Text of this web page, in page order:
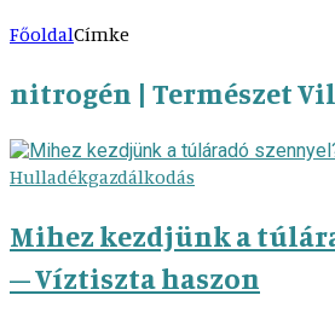
FőoldalCímke
nitrogén | Természet
Hulladékgazdálkodás
Mihez kezdjünk a
– Víztiszta haszon